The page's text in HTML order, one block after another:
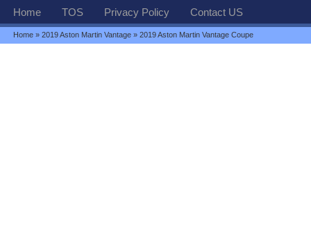
Home TOS Privacy Policy Contact US
Home »2019 Aston Martin Vantage » 2019 Aston Martin Vantage Coupe